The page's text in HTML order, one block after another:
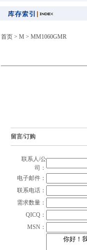
首页 > M > MM1060GMR
留言/订购
联系人/公
司：
电子邮件：
联系电话：
需求数量：
QICQ：
MSN：